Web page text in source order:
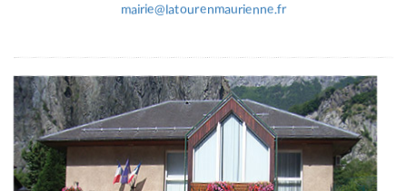
mairie@latourenmaurienne.fr